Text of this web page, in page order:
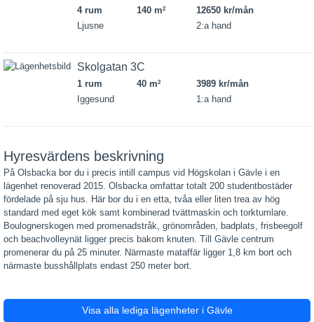
4 rum 140 m2
12650 kr/mån
Ljusne
2:a hand
Skolgatan 3C
1 rum 40 m2
3989 kr/mån
Iggesund
1:a hand
Hyresvärdens beskrivning
På Olsbacka bor du i precis intill campus vid Högskolan i Gävle i en
lägenhet renoverad 2015. Olsbacka omfattar totalt 200 studentbostäder
fördelade på sju hus. Här bor du i en etta, tvåa eller liten trea av hög
standard med eget kök samt kombinerad tvättmaskin och torktumlare.
Boulognerskogen med promenadstråk, grönområden, badplats, frisbeegolf
och beachvolleynät ligger precis bakom knuten. Till Gävle centrum
promenerar du på 25 minuter. Närmaste mataffär ligger 1,8 km bort och
närmaste busshållplats endast 250 meter bort.
Visa alla lediga lägenheter i Gävle